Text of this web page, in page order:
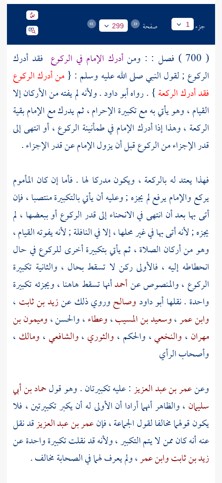
جزء 1 صفحة 299
( 700 ) فصل : : ومن أدرك الإمام في الركوع فقد أدرك
الركوع ; لقول النبي صلى الله عليه وسلم : {من أدرك الركوع
فقد أدرك الركعة} . رواهأبو داود. ولأنه لم يفته من الأركان إلا
القيام ، وهو يأتي به مع تكبيرة الإحرام ، ثم يدرك مع الإمام بقية
الركعة ، وهذا إذا أدرك الإمام في طمأنينة الركوع ، أو انتهى إلى
قدر الإجزاء من الركوع قبل أن يزول الإمام عن قدر الإجزاء .
فهذا يعتد له بالركعة ، ويكون مدركا لها . فأما إن كان المأموم
يركع والإمام يرفع لم يجزه ; وعليه أن يأتي بالتكبيرة منتصبا ، فإن
أتى بها بعد أن انتهى في الانحناء إلى قدر الركوع أو ببعضها ، لم
يجزه ; لأنه أتى بها في غير محلها ، إلا في النافلة ; لأنه يفوته القيام ،
وهو من أركان الصلاة ، ثم يأتي بتكبيرة أخرى للركوع في حال
انحطاطه إليه ، فالأولى ركن لا تسقط بحال ، والثانية تكبيرة
الركوع ، والمنصوص عنأحمدأنها تسقط هاهنا ، ويجزئه تكبيرة
واحدة . نقلهاأبو داودوصالحوروي ذلك عنزيد بن ثابت ،
وابن عمر،وسعيد بن المسيب،وعطاء،والحسن،وميمون بن
مهران ، والنخعي، والحكم ، والثوري ،والشافعي، ومالك ،
وأصحاب الرأي
وعنعمر بن عبد العزيز: عليه تكبيرتان . وهو قولحماد بن أبي
سليمان ، والظاهر أنهما أرادا أن الأولى له أن يكبر تكبيرتين ، فلا
يكون قولهما مخالفا لقول الجماعة ، فإنعمر بن عبد العزيزقد نقل
عنه أنه كان ممن لا يتم التكبير ، ولأنه قد نقلت تكبيرة واحدة عن
زيد بن ثابتوابن عمر، ولم يعرف لهما في الصحابة مخالف .